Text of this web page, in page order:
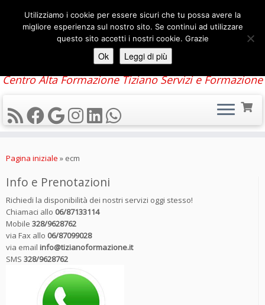
contenuto
Centro Alta Formazione Tiziano Servizi e Formazione
Pagina iniziale » ecm
Info e Prenotazioni
Richiedi la disponibilità dei nostri servizi oggi stesso!
Chiamaci allo 06/87133114
Mobile 328/9628762
via Fax allo 06/87099028
via email info@tizianoformazione.it
SMS 328/9628762
Utilizziamo i cookie per essere sicuri che tu possa avere la
migliore esperienza sul nostro sito. Se continui ad utilizzare
questo sito accetti i nostri cookie. Grazie
Ok Leggi di più